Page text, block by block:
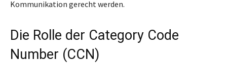
Kommunikation gerecht werden.
Die Rolle der Category Code
Number (CCN)